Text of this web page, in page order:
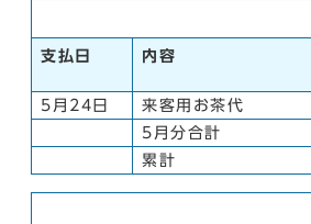
支払日 内容
5月24日
来客用お茶代
5月分合計
累計